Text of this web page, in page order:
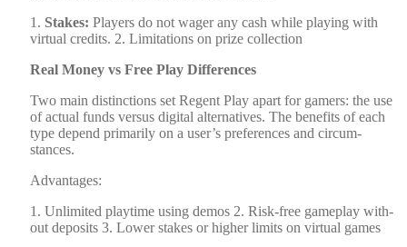
1. Stakes: Play­ers do not wager any cash while play­ing with
vir­tu­al cred­its. 2. Lim­i­ta­tions on prize col­lec­tion
Real Mon­ey vs Free Play Dif­fer­ences
Two main dis­tinc­tions set Regent Play apart for gamers: the use
of actu­al funds ver­sus dig­i­tal alter­na­tives. The ben­e­fits of each
type depend pri­mar­i­ly on a user’s pref­er­ences and cir­cum­
stances.
Advan­tages:
1. Unlim­it­ed play­time using demos 2. Risk-free game­play with­
out deposits 3. Low­er stakes or high­er lim­its on vir­tu­al games